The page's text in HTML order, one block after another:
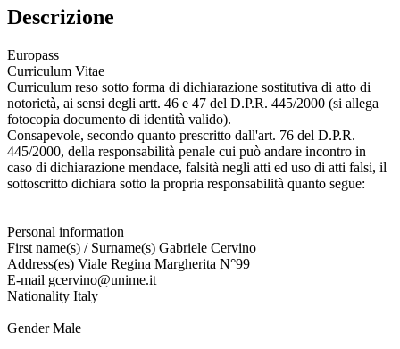
Descrizione
Europass
Curriculum Vitae
Curriculum reso sotto forma di dichiarazione sostitutiva di atto di
notorietà, ai sensi degli artt. 46 e 47 del D.P.R. 445/2000 (si allega
fotocopia documento di identità valido).
Consapevole, secondo quanto prescritto dall'art. 76 del D.P.R.
445/2000, della responsabilità penale cui può andare incontro in
caso di dichiarazione mendace, falsità negli atti ed uso di atti falsi, il
sottoscritto dichiara sotto la propria responsabilità quanto segue:
Personal information
First name(s) / Surname(s) Gabriele Cervino
Address(es) Viale Regina Margherita N°99
E-mail gcervino@unime.it
Nationality Italy
Gender Male